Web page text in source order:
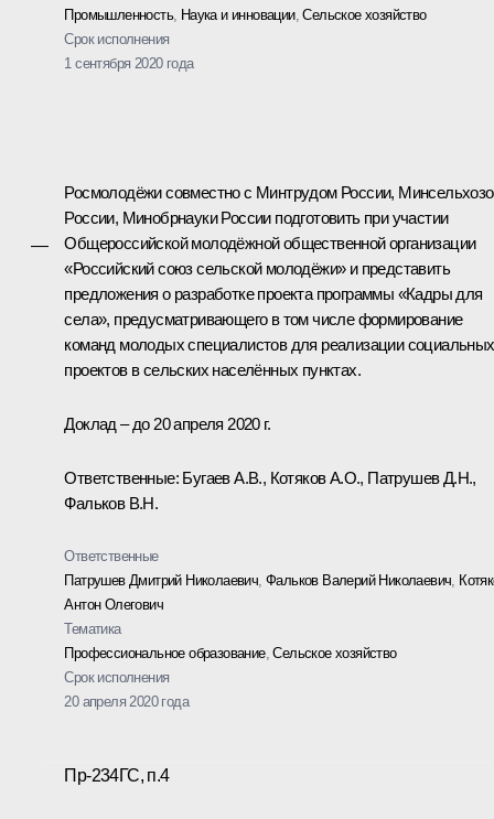
Промышленность, Наука и инновации,Сельское хозяйство
Срок исполнения
1 сентября 2020 года
—
Росмолодёжи совместно с Минтрудом России,
России, Минобрнауки России подготовить при участии
Общероссийской молодёжной общественной организации
«Российский союз сельской молодёжи» и представить
предложения о разработке проекта программы «Кадры для
села», предусматривающего в том числе формирование
команд молодых специалистов для реализации социальных
проектов в сельских населённых пунктах.
Доклад – до 20 апреля 2020 г.
Ответственные: Бугаев А.В., Котяков А.О., Патрушев Д.Н.,
Фальков В.Н.
Ответственные
Патрушев Дмитрий Николаевич ,Фальков Валерий Николаевич
Антон Олегович
Тематика
Профессиональное образование,Сельское хозяйство
Срок исполнения
20 апреля 2020 года
Пр-234ГС, п.4